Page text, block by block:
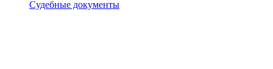
Документы
Судебные документы